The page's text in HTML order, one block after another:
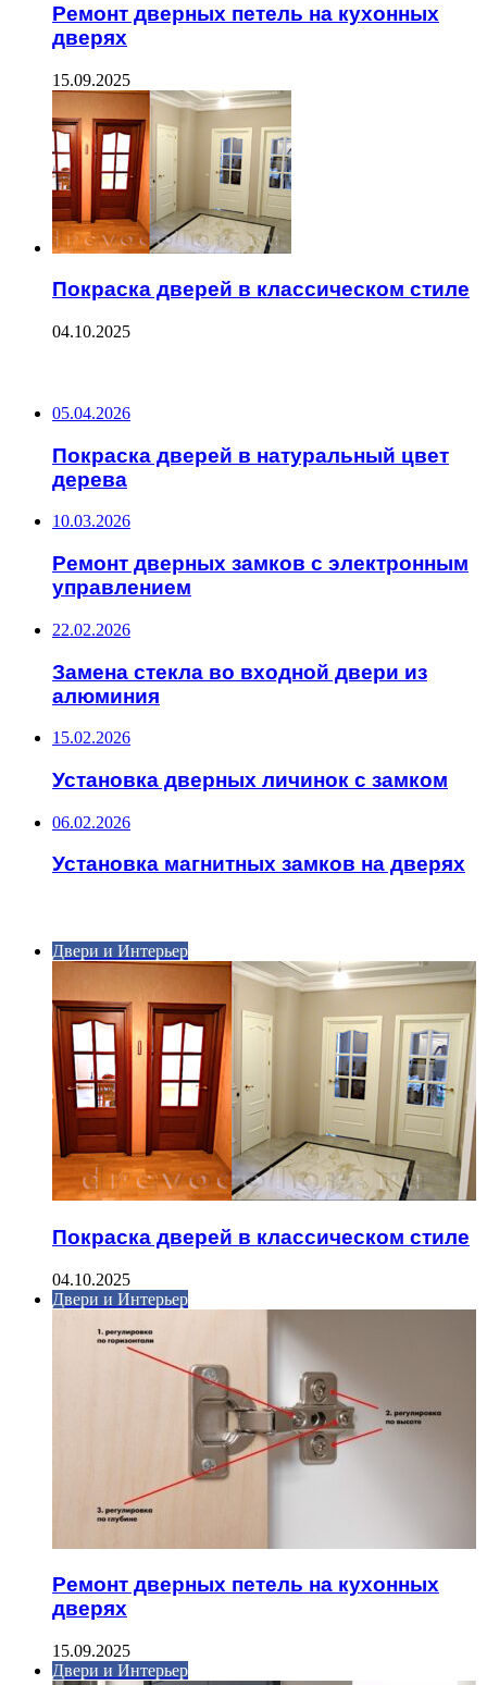
Ремонт дверных петель на кухонных
дверях
15.09.2025
Покраска дверей в классическом стиле
04.10.2025
05.04.2026
Покраска дверей в натуральный цвет
дерева
10.03.2026
Ремонт дверных замков с электронным
управлением
22.02.2026
Замена стекла во входной двери из
алюминия
15.02.2026
Установка дверных личинок с замком
06.02.2026
Установка магнитных замков на дверях
Двери и Интерьер
Покраска дверей в классическом стиле
04.10.2025
Двери и Интерьер
Ремонт дверных петель на кухонных
дверях
15.09.2025
Двери и Интерьер